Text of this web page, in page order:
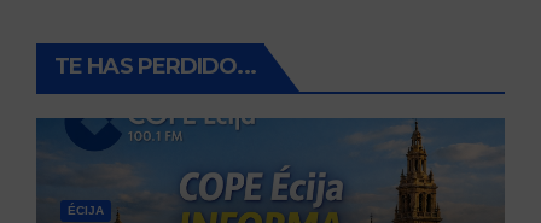
TE HAS PERDIDO...
ÉCIJA